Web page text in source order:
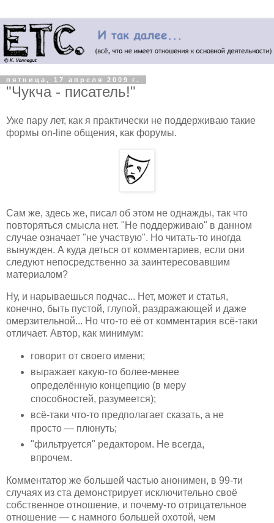
пятница, 17 апреля 2009 г.
"Чукча - писатель!"
Уже пару лет, как я практически не поддерживаю такие
формы on-line общения, как форумы.
Сам же, здесь же, писал об этом не однажды, так что
повторяться смысла нет. "Не поддерживаю" в данном
случае означает "не участвую". Но читать-то иногда
вынужден. А куда деться от комментариев, если они
следуют непосредственно за заинтересовавшим
материалом?
Ну, и нарываешься подчас... Нет, может и статья,
конечно, быть пустой, глупой, раздражающей и даже
омерзительной... Но что-то её от комментария всё-таки
отличает. Автор, как минимум:
говорит от своего имени;
выражает какую-то более-менее
определённую концепцию (в меру
способностей, разумеется);
всё-таки что-то предполагает сказать, а не
просто — плюнуть;
"фильтруется" редактором. Не всегда,
впрочем.
Комментатор же большей частью анонимен, в 99-ти
случаях из ста демонстрирует исключительно своё
собственное отношение, и почему-то отрицательное
отношение — с намного большей охотой, чем